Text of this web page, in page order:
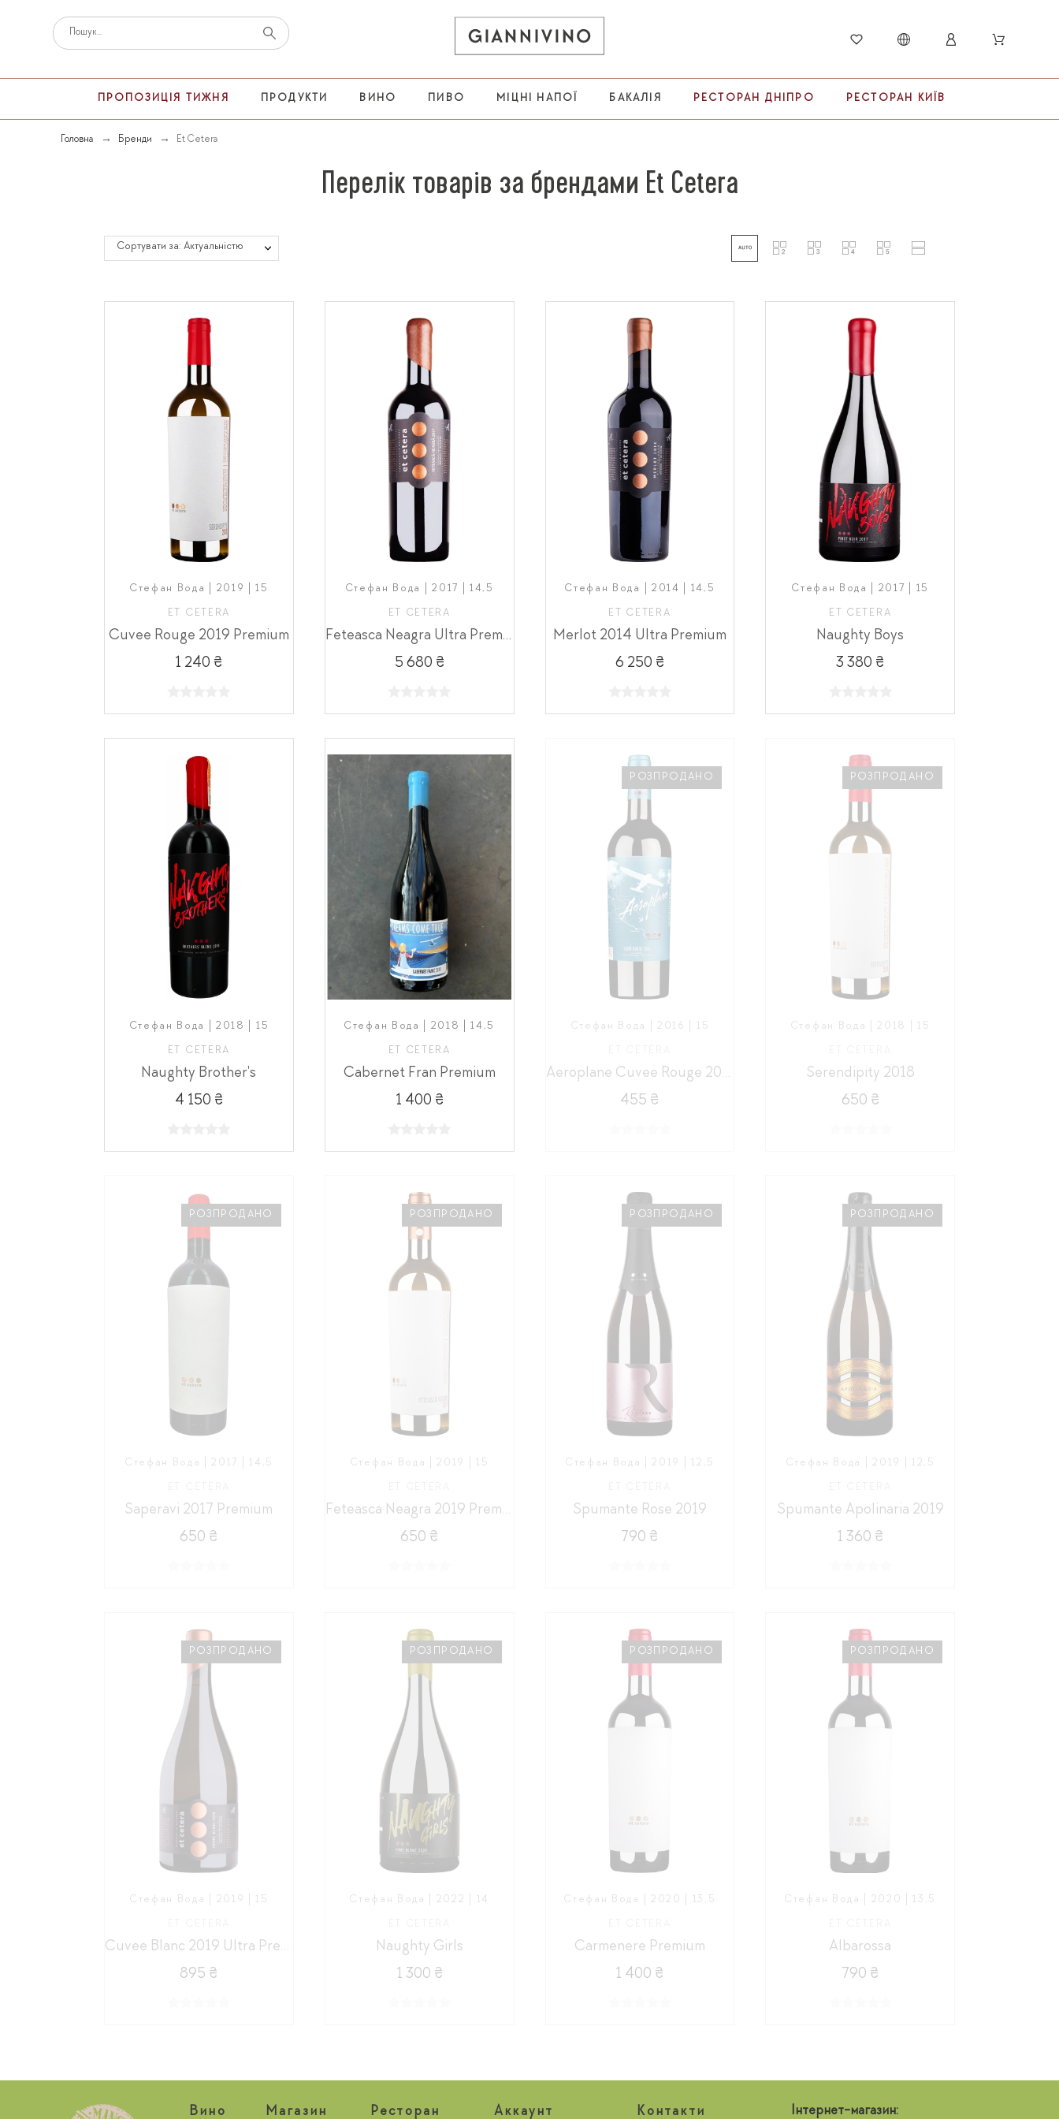
ПРОПОЗИЦІЯ ТИЖНЯ ПРОДУКТИ ВИНО ПИВО МІЦНІ НАПОЇ БАКАЛІЯ РЕСТОРАН ДНІПРО РЕСТОРАН КИЇВ
Головна Бренди Et Cetera
Перелік товарів за брендами Et Cetera
Сортувати за: Актуальністю
Стефан Вода | 2019 | 15
ET CETERA
Сuvee Rouge 2019 Premium
1 240 ₴
Стефан Вода | 2017 | 14,5
ET CETERA
Feteasca Neagra Ultra Premium
5 680 ₴
Стефан Вода | 2014 | 14,5
ET CETERA
Merlot 2014 Ultra Premium
6 250 ₴
Стефан Вода | 2017 | 15
ET CETERA
Naughty Boys
3 380 ₴
Стефан Вода | 2018 | 15
ET CETERA
Naughty Brother's
4 150 ₴
Стефан Вода | 2018 | 14,5
ET CETERA
Cabernet Fran Premium
1 400 ₴
Стефан Вода | 2016 | 15
Aeroplane Cuvee Rouge 2016
455 ₴
РОЗПРОДАНО
Стефан Вода | 2018 | 15
Serendipity 2018
650 ₴
РОЗПРОДАНО
Стефан Вода | 2017 | 14,5
Saperavi 2017 Premium
650 ₴
РОЗПРОДАНО
Стефан Вода | 2019 | 15
Feteasca Neagra 2019 Premium
650 ₴
РОЗПРОДАНО
Стефан Вода | 2019 | 12,5
Spumante Rose 2019
790 ₴
РОЗПРОДАНО
Стефан Вода | 2019 | 12,5
Spumante Apolinaria 2019
1 360 ₴
РОЗПРОДАНО
Стефан Вода | 2019 | 15
Cuvee Blanc 2019 Ultra Premium
895 ₴
РОЗПРОДАНО
Стефан Вода | 2022 | 14
Naughty Girls
1 300 ₴
РОЗПРОДАНО
Стефан Вода | 2020 | 13,5
Carmenere Premium
1 400 ₴
РОЗПРОДАНО
Стефан Вода | 2020 | 13,5
Albarossa
790 ₴
РОЗПРОДАНО
Вино Магазин Ресторан Aккаунт Контакти Інтернет-магазин: